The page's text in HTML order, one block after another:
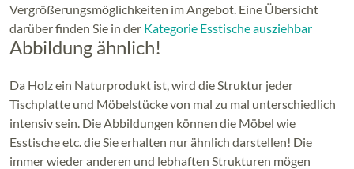
Vergrößerungsmöglichkeiten im Angebot. Eine Übersicht
darüber finden Sie in der Kategorie Esstische ausziehbar
Abbildung ähnlich!
Da Holz ein Naturprodukt ist, wird die Struktur jeder
Tischplatte und Möbelstücke von mal zu mal unterschiedlich
intensiv sein. Die Abbildungen können die Möbel wie
Esstische etc. die Sie erhalten nur ähnlich darstellen! Die
immer wieder anderen und lebhaften Strukturen mögen